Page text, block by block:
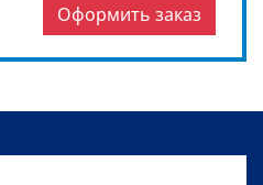
Оформить заказ